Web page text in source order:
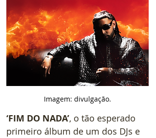
Imagem: divulgação.
‘FIM DO NADA’, o tão esperado
primeiro álbum de um dos DJs e